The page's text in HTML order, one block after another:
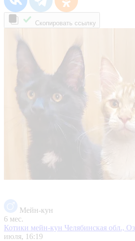
Скопировать ссылку
Мейн-кун
6 мес.
Котики мейн-кун Челябинская обл.,
июля, 16:19